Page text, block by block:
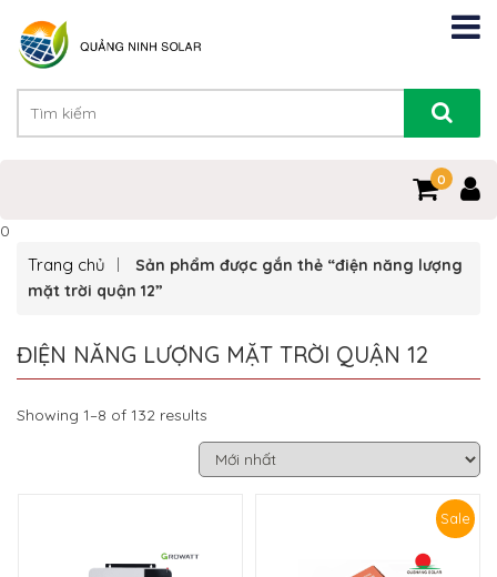
0
0
Trang chủ
Sản phẩm được gắn thẻ “điện năng lượng
mặt trời quận 12”
ĐIỆN NĂNG LƯỢNG MẶT TRỜI QUẬN 12
Showing 1–8 of 132 results
Sale